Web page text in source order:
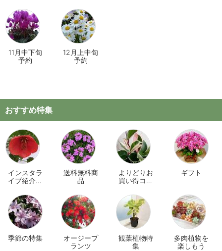
11月中下旬
予約
12月上中旬
予約
おすすめ特集
インスタラ
イブ紹介商
送料無料商
品
よりどりお
買い得コー
ギフト
季節の特集
オージープ
ランツ
観葉植物特
集
多肉植物を
楽しもう